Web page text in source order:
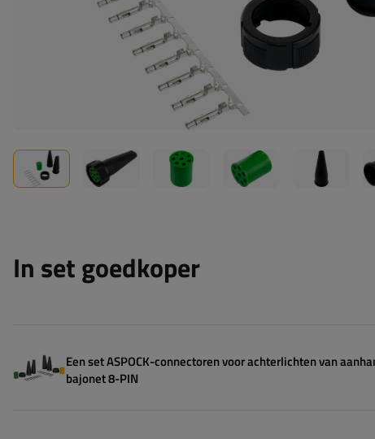
In set goedkoper
Een set ASPOCK-connectoren voor achterlichten van
bajonet 8-PIN